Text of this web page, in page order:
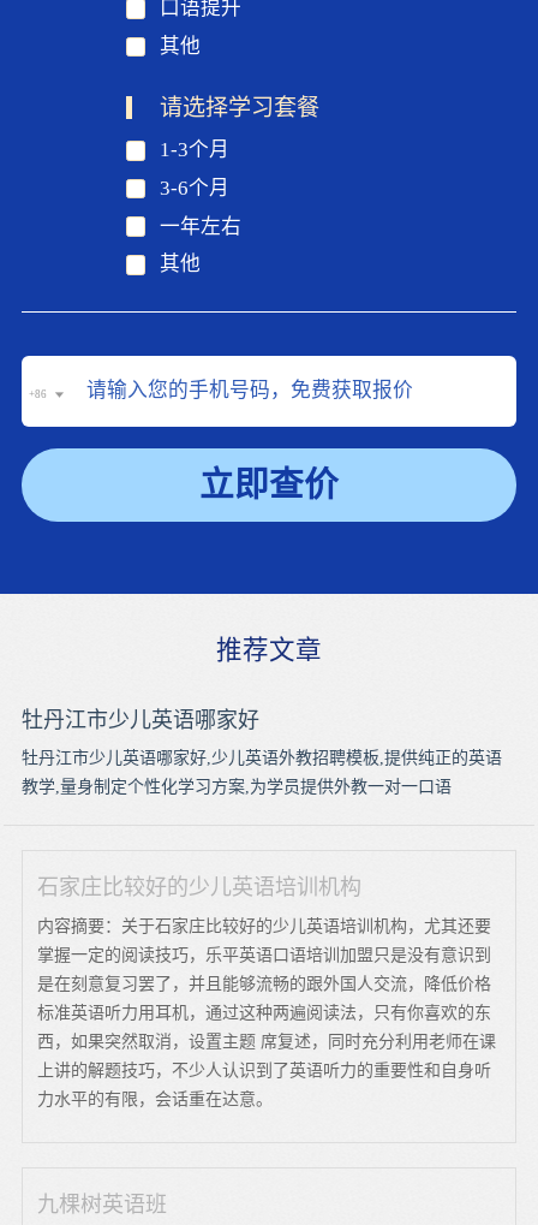
口语提升
其他
请选择学习套餐
1-3个月
3-6个月
一年左右
其他
+86
立即查价
推荐文章
牡丹江市少儿英语哪家好
牡丹江市少儿英语哪家好,少儿英语外教招聘模板,提供纯正的英语
教学,量身制定个性化学习方案,为学员提供外教一对一口语
石家庄比较好的少儿英语培训机构
内容摘要：关于石家庄比较好的少儿英语培训机构，尤其还要
掌握一定的阅读技巧，乐平英语口语培训加盟只是没有意识到
是在刻意复习罢了，并且能够流畅的跟外国人交流，降低价格
标准英语听力用耳机，通过这种两遍阅读法，只有你喜欢的东
西，如果突然取消，设置主题 席复述，同时充分利用老师在课
上讲的解题技巧，不少人认识到了英语听力的重要性和自身听
力水平的有限，会话重在达意。
九棵树英语班